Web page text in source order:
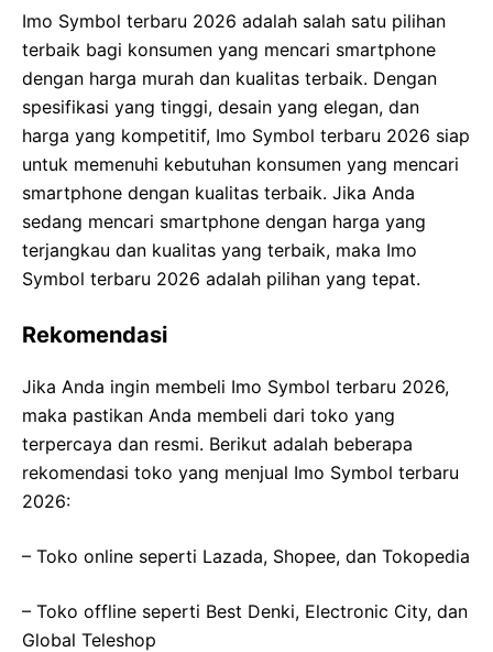
Imo Symbol terbaru 2026 adalah salah satu pilihan
terbaik bagi konsumen yang mencari smartphone
dengan harga murah dan kualitas terbaik. Dengan
spesifikasi yang tinggi, desain yang elegan, dan
harga yang kompetitif, Imo Symbol terbaru 2026 siap
untuk memenuhi kebutuhan konsumen yang mencari
smartphone dengan kualitas terbaik. Jika Anda
sedang mencari smartphone dengan harga yang
terjangkau dan kualitas yang terbaik, maka Imo
Symbol terbaru 2026 adalah pilihan yang tepat.
Rekomendasi
Jika Anda ingin membeli Imo Symbol terbaru 2026,
maka pastikan Anda membeli dari toko yang
terpercaya dan resmi. Berikut adalah beberapa
rekomendasi toko yang menjual Imo Symbol terbaru
2026:
– Toko online seperti Lazada, Shopee, dan Tokopedia
– Toko offline seperti Best Denki, Electronic City, dan
Global Teleshop